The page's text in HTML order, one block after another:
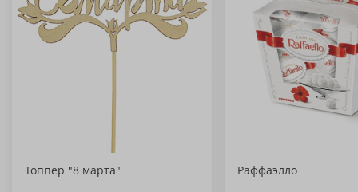
Топпер "8 марта" Раффаэлло